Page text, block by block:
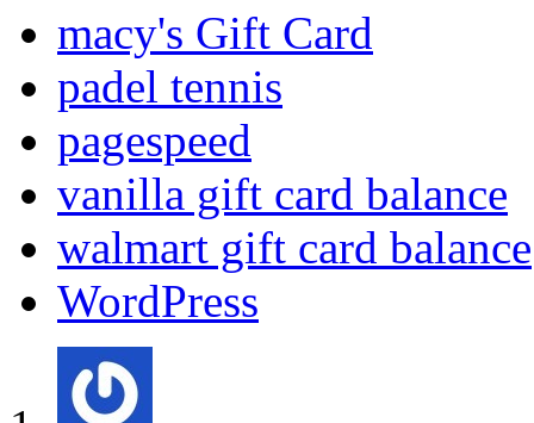
macy's Gift Card
padel tennis
pagespeed
vanilla gift card balance
walmart gift card balance
WordPress